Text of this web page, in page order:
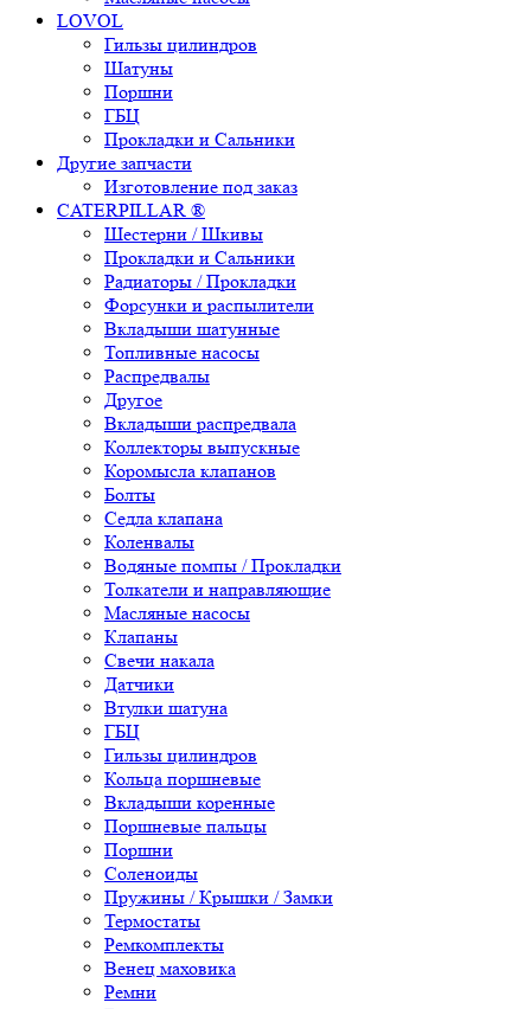
LOVOL
Гильзы цилиндров
Шатуны
Поршни
ГБЦ
Прокладки и Сальники
Другие запчасти
Изготовление под заказ
CATERPILLAR ®
Шестерни / Шкивы
Прокладки и Сальники
Радиаторы / Прокладки
Форсунки и распылители
Вкладыши шатунные
Топливные насосы
Распредвалы
Другое
Вкладыши распредвала
Коллекторы выпускные
Коромысла клапанов
Болты
Седла клапана
Коленвалы
Водяные помпы / Прокладки
Толкатели и направляющие
Масляные насосы
Клапаны
Свечи накала
Датчики
Втулки шатуна
ГБЦ
Гильзы цилиндров
Кольца поршневые
Вкладыши коренные
Поршневые пальцы
Поршни
Соленоиды
Пружины / Крышки / Замки
Термостаты
Ремкомплекты
Венец маховика
Ремни